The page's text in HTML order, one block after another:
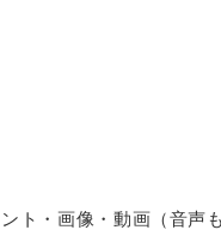
ト・画像・動画（音声